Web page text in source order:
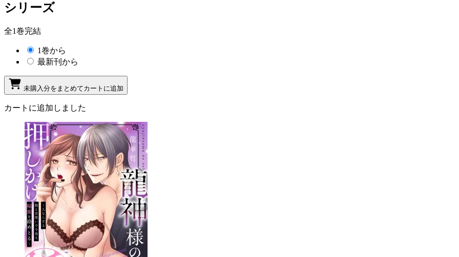
シリーズ
全1巻完結
1巻から
最新刊から
未購入分をまとめてカートに追加
カートに追加しました